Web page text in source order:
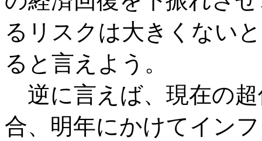
るリスクは大きくない
ると言えよう。
逆に言えば、現在の超
合、明年にかけてイン